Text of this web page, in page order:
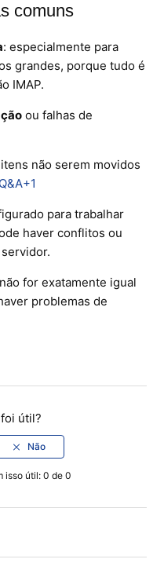
comuns
: especialmente para
grandes, porque tudo é
IMAP.
ou falhas de
não serem movidos
+1
para trabalhar
haver conflitos ou
for exatamente igual
problemas de
útil?
isso útil: 0 de 0